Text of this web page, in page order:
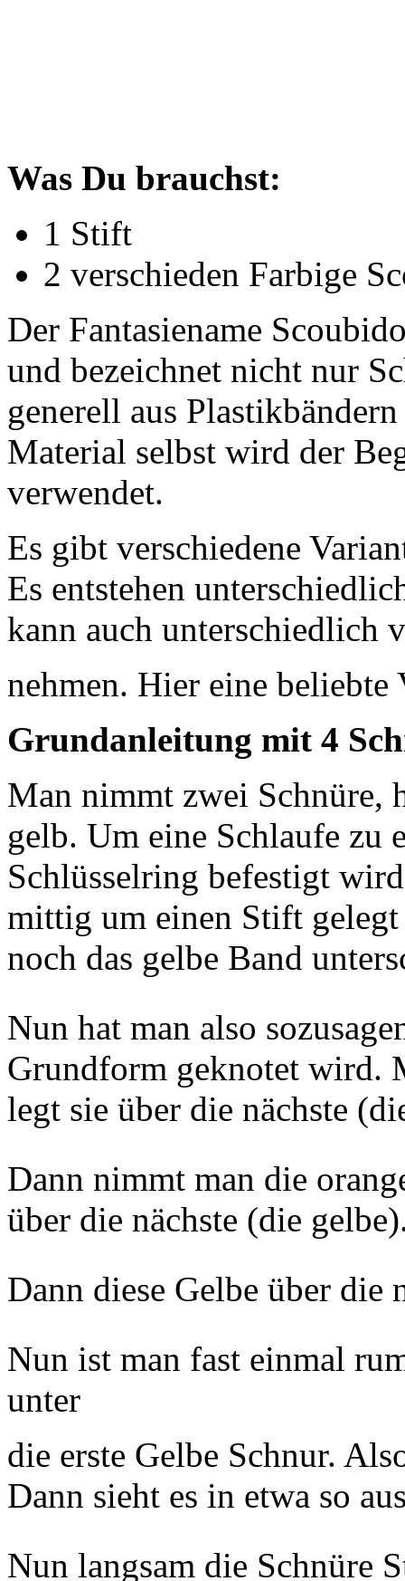
Was Du brauchst:
1 Stift
2 verschieden Farbige
Der Fantasiename
und bezeichnet nicht nur
generell aus
Material selbst wird der
verwendet.
Es gibt verschiedene
Es entstehen
kann auch unterschiedlich
nehmen. Hier eine beliebte
Grundanleitung mit 4
Man nimmt zwei Schnüre,
gelb. Um eine Schlaufe zu
Schlüsselring befestigt
mittig um einen Stift
noch das gelbe Band
Nun hat man also
Grundform geknotet wird.
legt sie über die nächste
Dann nimmt man die
über die nächste (die
Dann diese Gelbe über die
Nun ist man fast einmal
unter
die erste Gelbe Schnur.
Dann sieht es in etwa so
Nun langsam die Schnüre